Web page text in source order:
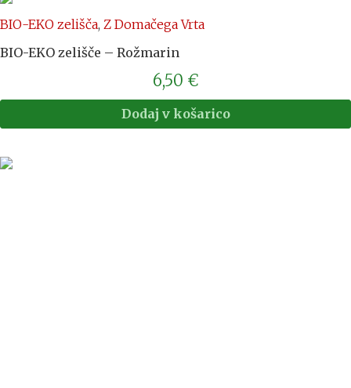
BIO-EKO zelišča, Z Domačega Vrta
BIO-EKO zelišče – Rožmarin
6,50 €
Dodaj v košarico